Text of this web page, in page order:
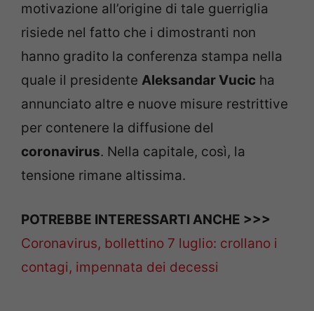
motivazione all’origine di tale guerriglia
risiede nel fatto che i dimostranti non
hanno gradito la conferenza stampa nella
quale il presidente Aleksandar Vucic ha
annunciato altre e nuove misure restrittive
per contenere la diffusione del
coronavirus. Nella capitale, così, la
tensione rimane altissima.
POTREBBE INTERESSARTI ANCHE >>>
Coronavirus, bollettino 7 luglio: crollano i
contagi, impennata dei decessi